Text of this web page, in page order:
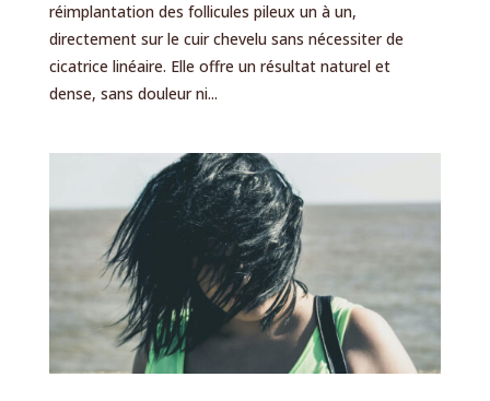
réimplantation des follicules pileux un à un,
directement sur le cuir chevelu sans nécessiter de
cicatrice linéaire. Elle offre un résultat naturel et
dense, sans douleur ni...